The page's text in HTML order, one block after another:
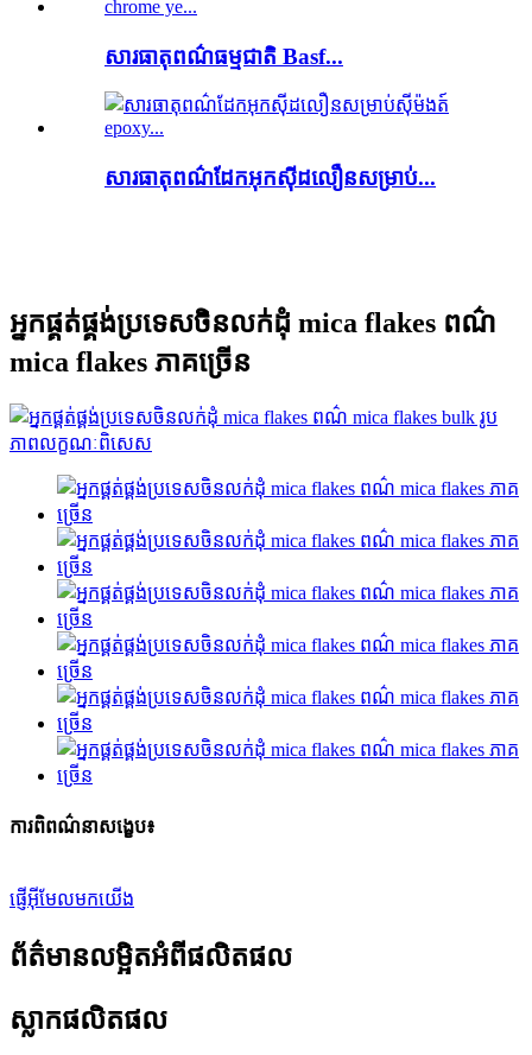
សារធាតុពណ៌ធម្មជាតិ Basf...
សារធាតុពណ៌ដែកអុកស៊ីដលឿនសម្រាប់...
អ្នកផ្គត់ផ្គង់ប្រទេសចិនលក់ដុំ mica flakes ពណ៌
mica flakes ភាគច្រើន
ការពិពណ៌នាសង្ខេប៖
ផ្ញើអ៊ីមែលមកយើង
ព័ត៌មានលម្អិតអំពីផលិតផល
ស្លាកផលិតផល